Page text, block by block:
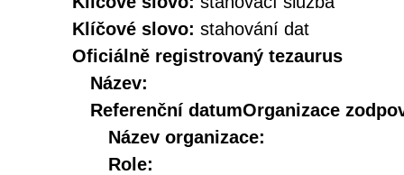
Klíčové slovo: stahování dat
Oficiálně registrovaný tezaurus
Název:
Referenční datumOrganizace
Název organizace:
Role: